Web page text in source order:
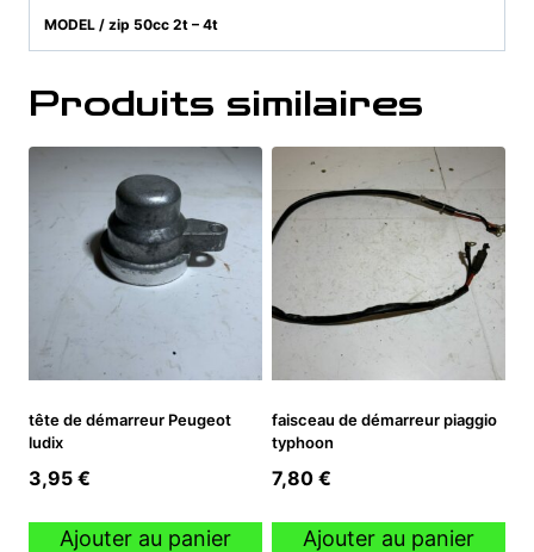
MODEL / zip 50cc 2t – 4t
Produits similaires
tête de démarreur Peugeot
ludix
3,95 €
Ajouter au panier
faisceau de démarreur piaggio
typhoon
7,80 €
Ajouter au panier